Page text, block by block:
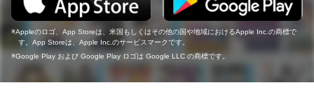
Appleのロゴ、App Storeは、米国もしくはその他の国や地域におけるApple Inc.の商標で
す。App Storeは、Apple Inc.のサービスマークです。
Google Play および Google Play ロゴは Google LLC の商標です。